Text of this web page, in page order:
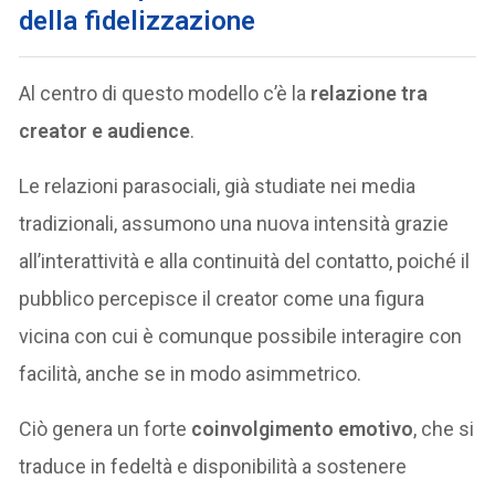
della fidelizzazione
Al centro di questo modello c’è la relazione tra
creator e audience.
Le relazioni parasociali, già studiate nei media
tradizionali, assumono una nuova intensità grazie
all’interattività e alla continuità del contatto, poiché il
pubblico percepisce il creator come una figura
vicina con cui è comunque possibile interagire con
facilità, anche se in modo asimmetrico.
Ciò genera un forte coinvolgimento emotivo, che si
traduce in fedeltà e disponibilità a sostenere